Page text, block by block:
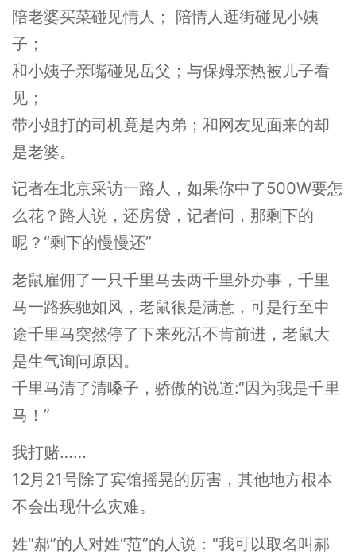
陪老婆买菜碰见情人； 陪情人逛街碰见小姨
子；
和小姨子亲嘴碰见岳父；与保姆亲热被儿子看
见；
带小姐打的司机竟是内弟；和网友见面来的却
是老婆。
记者在北京采访一路人，如果你中了500W要怎
么花？路人说，还房贷，记者问，那剩下的
呢？“剩下的慢慢还”
老鼠雇佣了一只千里马去两千里外办事，千里
马一路疾驰如风，老鼠很是满意，可是行至中
途千里马突然停了下来死活不肯前进，老鼠大
是生气询问原因。
千里马清了清嗓子，骄傲的说道:“因为我是千里
马！”
我打赌……
12月21号除了宾馆摇晃的厉害，其他地方根本
不会出现什么灾难。
姓“郝”的人对姓“范”的人说：“我可以取名叫郝